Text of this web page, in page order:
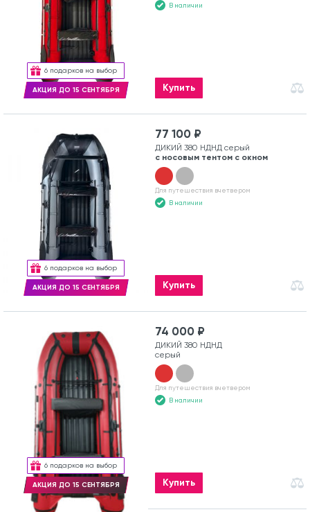
6 подарков на выбор
АКЦИЯ ДО 15 СЕНТЯБРЯ
В наличии
Купить
6 подарков на выбор
АКЦИЯ ДО 15 СЕНТЯБРЯ
77 100 ₽
ДИКИЙ 380 НДНД серый
с носовым тентом с окном
Для путешествия вчетвером
В наличии
Купить
6 подарков на выбор
АКЦИЯ ДО 15 СЕНТЯБРЯ
74 000 ₽
ДИКИЙ 380 НДНД
серый
Для путешествия вчетвером
В наличии
Купить